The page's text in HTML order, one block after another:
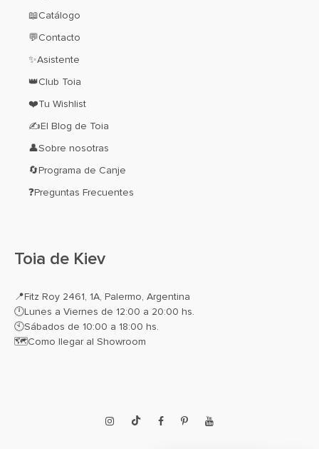
📖Catálogo
💬Contacto
✨Asistente
👑Club Toia
❤️Tu Wishlist
✍El Blog de Toia
👤Sobre nosotras
🔄Programa de Canje
❓Preguntas Frecuentes
Toia de Kiev
📍Fitz Roy 2461, 1A, Palermo, Argentina
🕛Lunes a Viernes de 12:00 a 20:00 hs.
🕙Sábados de 10:00 a 18:00 hs.
🗺️Como llegar al Showroom
InstagramTikTokFacebook
PinterestYouTube